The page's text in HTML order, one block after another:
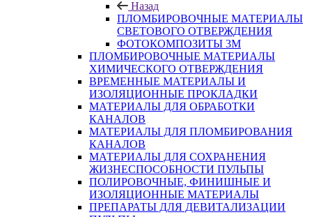
Назад
ПЛОМБИРОВОЧНЫЕ МАТЕРИАЛЫ
СВЕТОВОГО ОТВЕРЖДЕНИЯ
ФОТОКОМПОЗИТЫ 3М
ПЛОМБИРОВОЧНЫЕ МАТЕРИАЛЫ
ХИМИЧЕСКОГО ОТВЕРЖДЕНИЯ
ВРЕМЕННЫЕ МАТЕРИАЛЫ И
ИЗОЛЯЦИОННЫЕ ПРОКЛАДКИ
МАТЕРИАЛЫ ДЛЯ ОБРАБОТКИ
КАНАЛОВ
МАТЕРИАЛЫ ДЛЯ ПЛОМБИРОВАНИЯ
КАНАЛОВ
МАТЕРИАЛЫ ДЛЯ СОХРАНЕНИЯ
ЖИЗНЕСПОСОБНОСТИ ПУЛЬПЫ
ПОЛИРОВОЧНЫЕ, ФИНИШНЫЕ И
ИЗОЛЯЦИОННЫЕ МАТЕРИАЛЫ
ПРЕПАРАТЫ ДЛЯ ДЕВИТАЛИЗАЦИИ